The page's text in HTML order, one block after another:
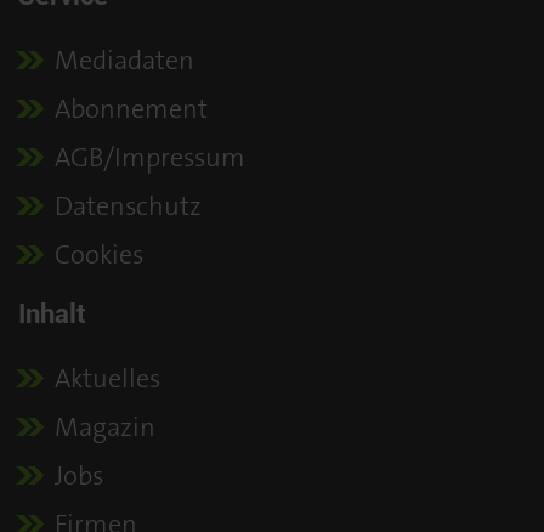
Mediadaten
Abonnement
AGB/Impressum
Datenschutz
Cookies
Inhalt
Aktuelles
Magazin
Jobs
Firmen